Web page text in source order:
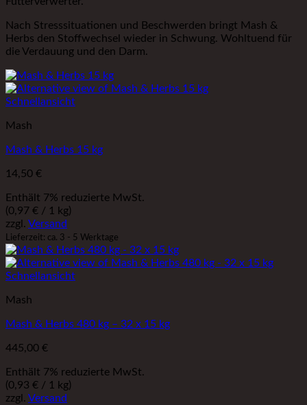
Nach Stresssituationen und Beschwerden bringt Mash &
Herbs den Stoffwechsel wieder in Schwung. Wohltuend für
die Verdauung und den Darm.
Schnellansicht
Mash
Mash & Herbs 15 kg
14,50 €
Enthält 7% reduzierte MwSt.
(0,97 € / 1 kg)
zzgl. Versand
Lieferzeit: ca. 3 - 5 Werktage
Schnellansicht
Mash
Mash & Herbs 480 kg – 32 x 15 kg
445,00 €
Enthält 7% reduzierte MwSt.
(0,93 € / 1 kg)
zzgl. Versand